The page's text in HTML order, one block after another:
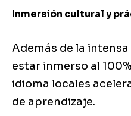
Inmersión cultural y
Además de la
estar inmerso al
idioma locales
de aprendizaje.